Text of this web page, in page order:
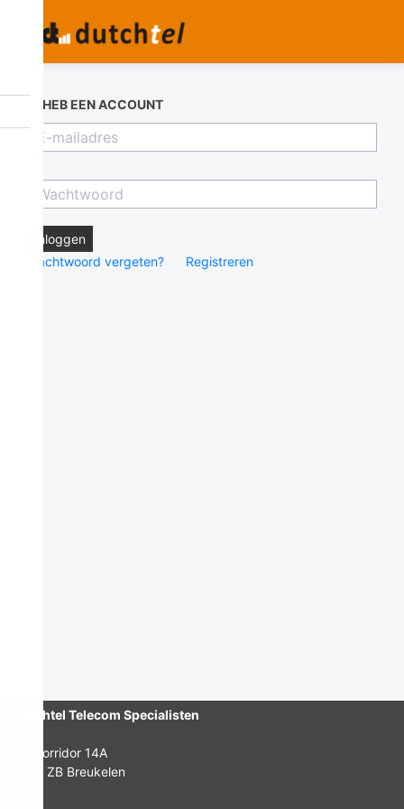
IK HEB EEN ACCOUNT
Inloggen
Wachtwoord vergeten?
Registreren
Dutchtel Telecom Specialisten
De Corridor 14A
3621 ZB Breukelen